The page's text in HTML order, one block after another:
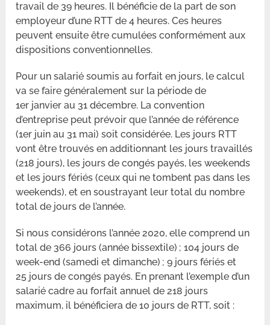
travail de 39 heures. Il bénéficie de la part de son
employeur d’une RTT de 4 heures. Ces heures
peuvent ensuite être cumulées conformément aux
dispositions conventionnelles.
Pour un salarié soumis au forfait en jours, le calcul
va se faire généralement sur la période de
1er janvier au 31 décembre. La convention
d’entreprise peut prévoir que l’année de référence
(1er juin au 31 mai) soit considérée. Les jours RTT
vont être trouvés en additionnant les jours travaillés
(218 jours), les jours de congés payés, les weekends
et les jours fériés (ceux qui ne tombent pas dans les
weekends), et en soustrayant leur total du nombre
total de jours de l’année.
Si nous considérons l’année 2020, elle comprend un
total de 366 jours (année bissextile) ; 104 jours de
week-end (samedi et dimanche) ; 9 jours fériés et
25 jours de congés payés. En prenant l’exemple d’un
salarié cadre au forfait annuel de 218 jours
maximum, il bénéficiera de 10 jours de RTT, soit :